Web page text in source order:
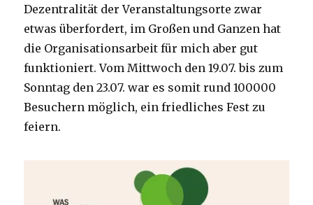
Dezentralität der Veranstaltungsorte zwar
etwas überfordert, im Großen und Ganzen hat
die Organisationsarbeit für mich aber gut
funktioniert. Vom Mittwoch den 19.07. bis zum
Sonntag den 23.07. war es somit rund 100000
Besuchern möglich, ein friedliches Fest zu
feiern.